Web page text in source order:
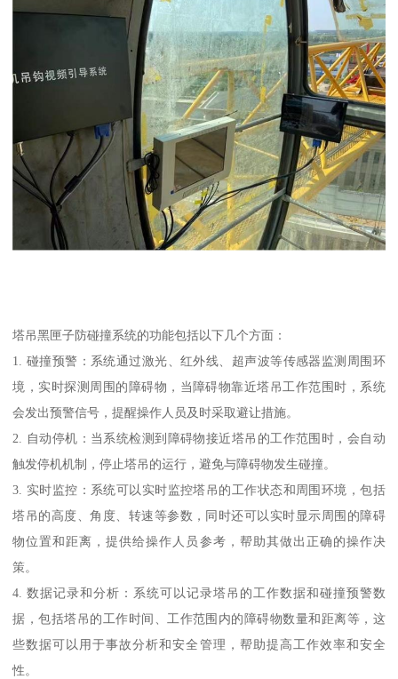
塔吊黑匣子防碰撞系统的功能包括以下几个方面：
1. 碰撞预警：系统通过激光、红外线、超声波等传感器监测周围环
境，实时探测周围的障碍物，当障碍物靠近塔吊工作范围时，系统
会发出预警信号，提醒操作人员及时采取避让措施。
2. 自动停机：当系统检测到障碍物接近塔吊的工作范围时，会自动
触发停机机制，停止塔吊的运行，避免与障碍物发生碰撞。
3. 实时监控：系统可以实时监控塔吊的工作状态和周围环境，包括
塔吊的高度、角度、转速等参数，同时还可以实时显示周围的障碍
物位置和距离，提供给操作人员参考，帮助其做出正确的操作决
策。
4. 数据记录和分析：系统可以记录塔吊的工作数据和碰撞预警数
据，包括塔吊的工作时间、工作范围内的障碍物数量和距离等，这
些数据可以用于事故分析和安全管理，帮助提高工作效率和安全
性。